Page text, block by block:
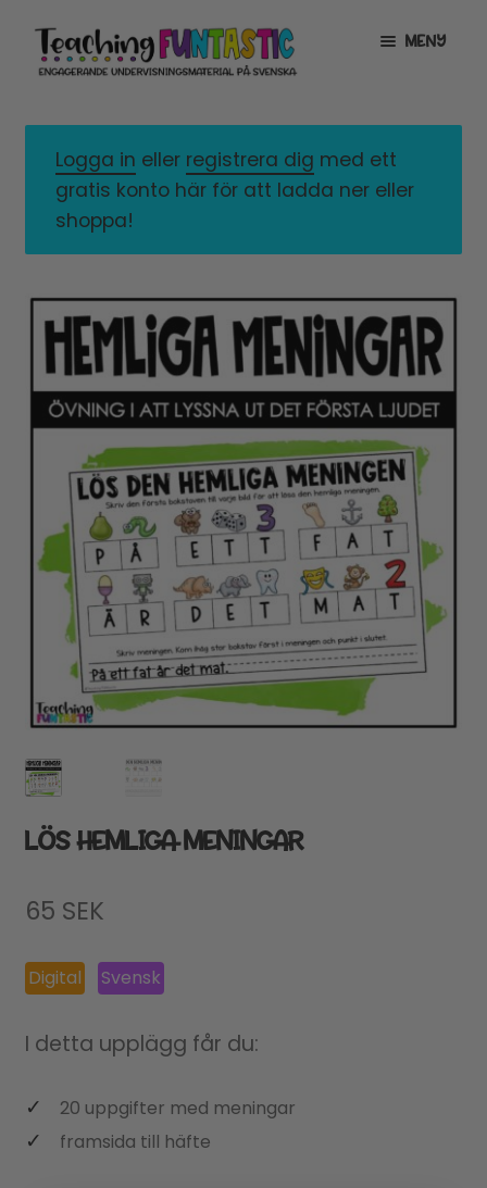
Hoppa
till
navigering
Gå
till
innehåll
MENY
MITT KONTO
GRATISMATERIAL
LICENSER
EXPANDERA
UNDERMENY
TYPSNITT
Logga in eller registrera dig med ett
gratis konto här för att ladda ner eller
shoppa!
LÖS HEMLIGA MENINGAR
65 SEK
Digital Svensk
I detta upplägg får du:
20 uppgifter med meningar
framsida till häfte